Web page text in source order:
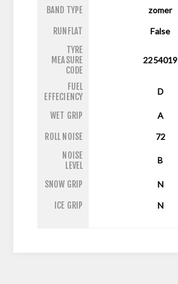
BAND TYPE zomer
RUNFLAT
False
TYRE
MEASURE
CODE
2254019
FUEL
EFFECIENCY
D
WET GRIP A
ROLL NOISE
72
NOISE
LEVEL
B
SNOW GRIP N
ICE GRIP N